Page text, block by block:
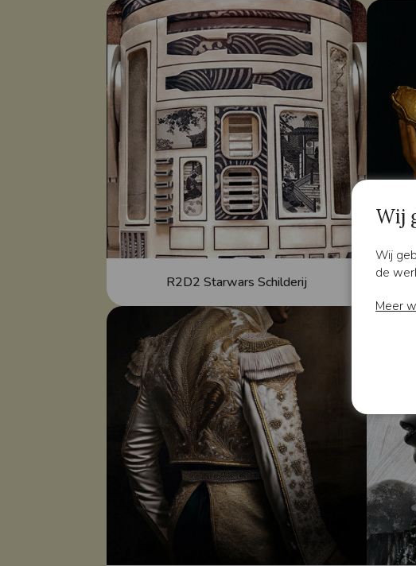
R2D2 Starwars Schilderij
Wij
Wij
de
Meer